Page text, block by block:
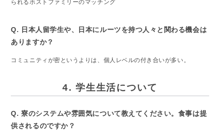
られるホストファミリーのマッチング
Q. 日本人留学生や、日本にルーツを持つ人々と関わる機会は
ありますか？
コミュニティが密というよりは、個人レベルの付き合いが多い。
4. 学生生活について
Q. 寮のシステムや雰囲気について教えてください。食事は提
供されるのですか？